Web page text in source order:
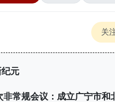
关
元
非常规会议：成立广宁市